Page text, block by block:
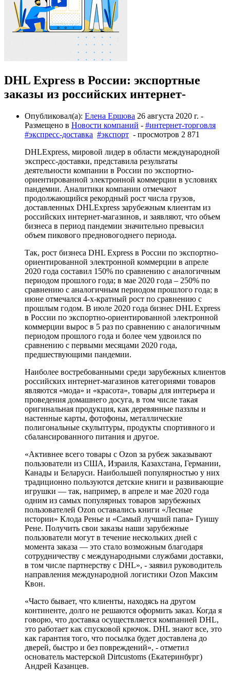
DHL Express в России: экспортные
заказы из российских интернет-
Опубликовал(а): Елена Ершова 26 августа 2020 г. -
Размещено в Новости компаний - #интернет-торговля
#экспресс-доставка #экспорт - просмотров 2 871
DHLExpress, мировой лидер в области международной
экспресс-доставки, представила результаты
деятельности компании в России по экспортно-
ориентированной электронной коммерции в условиях
пандемии. Аналитики компании отмечают
продолжающийся рекордный рост числа грузов,
доставленных DHLExpress зарубежным клиентам из
российских интернет-магазинов, и заявляют, что объем
бизнеса в период пандемии значительно превысил
объем пикового предновогоднего периода.
Так, рост бизнеса DHL Express в России по экспортно-
ориентированной электронной коммерции в апреле
2020 года составил 150% по сравнению с аналогичным
периодом прошлого года; в мае 2020 года – 250% по
сравнению с аналогичным периодом прошлого года; в
июне отмечался 4-х-кратный рост по сравнению с
прошлым годом. В июле 2020 года бизнес DHL Express
в России по экспортно-ориентированной электронной
коммерции вырос в 5 раз по сравнению с аналогичным
периодом прошлого года и более чем удвоился по
сравнению с первыми месяцами 2020 года,
предшествующими пандемии.
Наиболее востребованными среди зарубежных клиентов
российских интернет-магазинов категориями товаров
являются «мода» и «красота», товары для интерьера и
проведения домашнего досуга, в том числе такая
оригинальная продукция, как деревянные паззлы и
настенные карты, фотофоны, металлические
полигональные скульптуры, продукты спортивного и
сбалансированного питания и другое.
«Активнее всего товары с Ozon за рубеж заказывают
пользователи из США, Израиля, Казахстана, Германии,
Канады и Беларуси. Наибольшей популярностью у них
традиционно пользуются детские книги и развивающие
игрушки — так, например, в апреле и мае 2020 года
одним из самых популярных товаров зарубежных
пользователей Ozon оставались книги «Лесные
истории» Клода Ренье и «Самый лучший папа» Гуишу
Рене. Получить свои заказы наши зарубежные
пользователи могут в течение нескольких дней с
момента заказа — это стало возможным благодаря
сотрудничеству с международными службами доставки,
в том числе партнерству с DHL», - заявил руководитель
направления международной логистики Ozon Максим
Квон.
«Часто бывает, что клиенты, находясь на другом
континенте, долго не решаются оформить заказ. Когда я
говорю, что доставка осуществляется компанией DHL,
это работает как спусковой крючок. DHL знают все, это
как гарантия того, что посылка будет доставлена до
дверей, быстро и без повреждений», - отметил
основатель мастерской Dirtcustoms (Екатеринбург)
Андрей Казанцев.